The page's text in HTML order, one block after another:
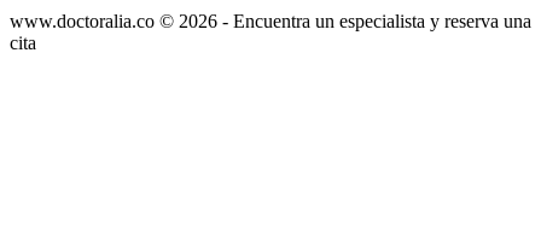
www.doctoralia.co © 2026 - Encuentra un especialista y reserva una
cita